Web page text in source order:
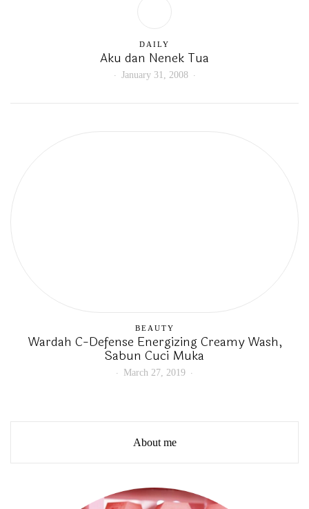
DAILY
Aku dan Nenek Tua
January 31, 2008
BEAUTY
Wardah C-Defense Energizing Creamy Wash,
Sabun Cuci Muka
March 27, 2019
About me